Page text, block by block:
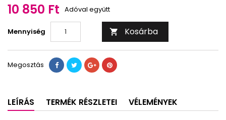
10 850 Ft Adóval együtt
Mennyiség  Kosárba
Megosztás
LEÍRÁS TERMÉK RÉSZLETEI VÉLEMÉNYEK